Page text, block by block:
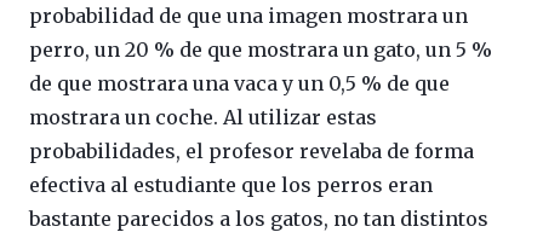
probabilidad de que una imagen mostrara un
perro, un 20 % de que mostrara un gato, un 5 %
de que mostrara una vaca y un 0,5 % de que
mostrara un coche. Al utilizar estas
probabilidades, el profesor revelaba de forma
efectiva al estudiante que los perros eran
bastante parecidos a los gatos, no tan distintos